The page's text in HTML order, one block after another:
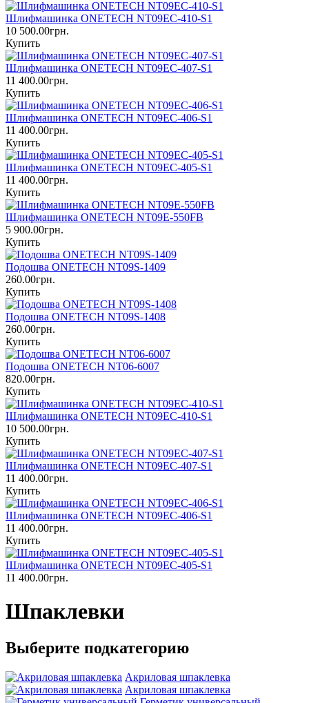
Шлифмашинка ONETECH NT09EC-410-S1
10 500.00грн.
Купить
Шлифмашинка ONETECH NT09EC-407-S1
11 400.00грн.
Купить
Шлифмашинка ONETECH NT09EC-406-S1
11 400.00грн.
Купить
Шлифмашинка ONETECH NT09EC-405-S1
11 400.00грн.
Купить
Шлифмашинка ONETECH NT09E-550FB
5 900.00грн.
Купить
Подошва ONETECH NT09S-1409
260.00грн.
Купить
Подошва ONETECH NT09S-1408
260.00грн.
Купить
Подошва ONETECH NT06-6007
820.00грн.
Купить
Шлифмашинка ONETECH NT09EC-410-S1
10 500.00грн.
Купить
Шлифмашинка ONETECH NT09EC-407-S1
11 400.00грн.
Купить
Шлифмашинка ONETECH NT09EC-406-S1
11 400.00грн.
Купить
Шлифмашинка ONETECH NT09EC-405-S1
11 400.00грн.
Шпаклевки
Выберите подкатегорию
Акриловая шпаклевка
Акриловая шпаклевка